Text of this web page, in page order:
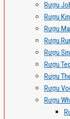
Rượu
Rượu
Rượu
Rượu
Rượu
Rượu
Rượu
Rượu
Rượu